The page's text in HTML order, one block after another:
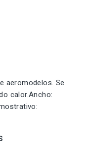
aeromodelos. Se
calor.Ancho: